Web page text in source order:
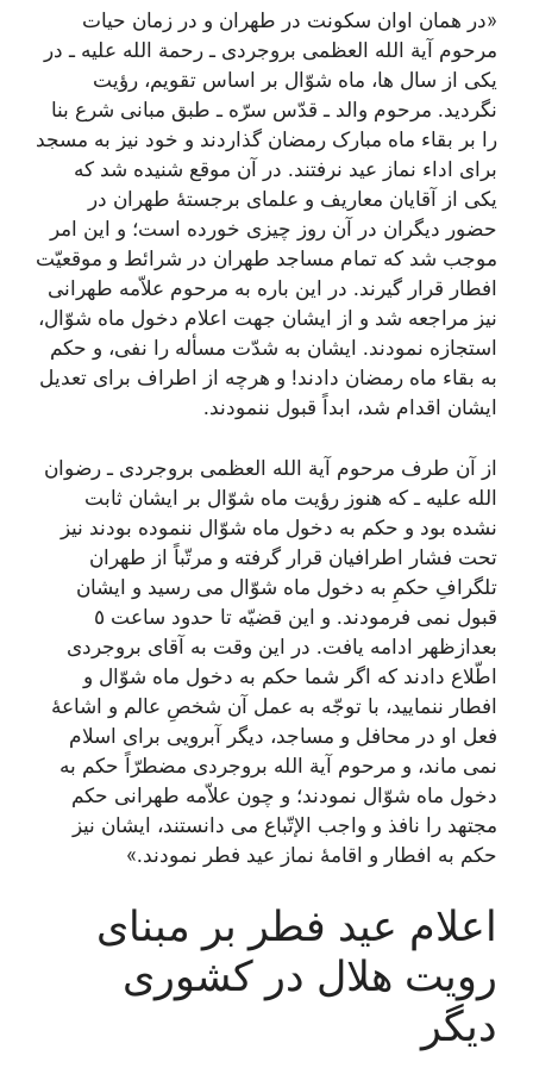
«در همان اوان سکونت در طهران و در زمان حیات
مرحوم آیة الله العظمی بروجردی ـ رحمة الله علیه ـ در
یکی از سال ها، ماه شوّال بر اساس تقویم، رؤیت
نگردید. مرحوم والد ـ قدّس سرّه ـ طبق مبانی شرع بنا
را بر بقاء ماه مبارک رمضان گذاردند و خود نیز به مسجد
برای اداء نماز عید نرفتند. در آن موقع شنیده شد که
یکی از آقایان معاریف و علمای برجستۀ طهران در
حضور دیگران در آن روز چیزی خورده است؛ و این امر
موجب شد که تمام مساجد طهران در شرائط و موقعیّت
افطار قرار گیرند. در این باره به مرحوم علاّمه طهرانی
نیز مراجعه شد و از ایشان جهت اعلام دخول ماه شوّال،
استجازه نمودند. ایشان به شدّت مسأله را نفی، و حکم
به بقاء ماه رمضان دادند! و هرچه از اطراف برای تعدیل
ایشان اقدام شد، ابداً قبول ننمودند.
از آن طرف مرحوم آیة الله العظمی بروجردی ـ رضوان
الله علیه ـ که هنوز رؤیت ماه شوّال بر ایشان ثابت
نشده بود و حکم به دخول ماه شوّال ننموده بودند نیز
تحت فشار اطرافیان قرار گرفته و مرتّباً از طهران
تلگرافِ حکمِ به دخول ماه شوّال می رسید و ایشان
قبول نمی فرمودند. و این قضیّه تا حدود ساعت ٥
بعدازظهر ادامه یافت. در این وقت به آقای بروجردی
اطّلاع دادند که اگر شما حکم به دخول ماه شوّال و
افطار ننمایید، با توجّه به عمل آن شخصِ عالم و اشاعۀ
فعل او در محافل و مساجد، دیگر آبرویی برای اسلام
نمی ماند، و مرحوم آیة الله بروجردی مضطرّاً حکم به
دخول ماه شوّال نمودند؛ و چون علاّمه طهرانی حکم
مجتهد را نافذ و واجب الإتّباع می دانستند، ایشان نیز
حکم به افطار و اقامۀ نماز عید فطر نمودند.»
اعلام عید فطر بر مبنای
رویت هلال در کشوری
دیگر